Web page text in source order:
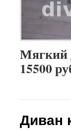
Мягкий
15500
Диван